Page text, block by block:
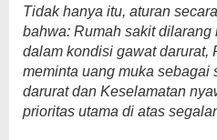
Tidak hanya itu, aturan
bahwa: Rumah sakit dilarang
dalam kondisi gawat darurat,
meminta uang muka sebagai
darurat dan Keselamatan
prioritas utama di atas